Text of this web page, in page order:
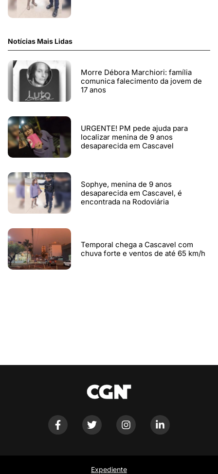
Notícias Mais Lidas
Morre Débora Marchiori: família
comunica falecimento da jovem de
17 anos
URGENTE! PM pede ajuda para
localizar menina de 9 anos
desaparecida em Cascavel
Sophye, menina de 9 anos
desaparecida em Cascavel, é
encontrada na Rodoviária
Temporal chega a Cascavel com
chuva forte e ventos de até 65 km/h
Expediente